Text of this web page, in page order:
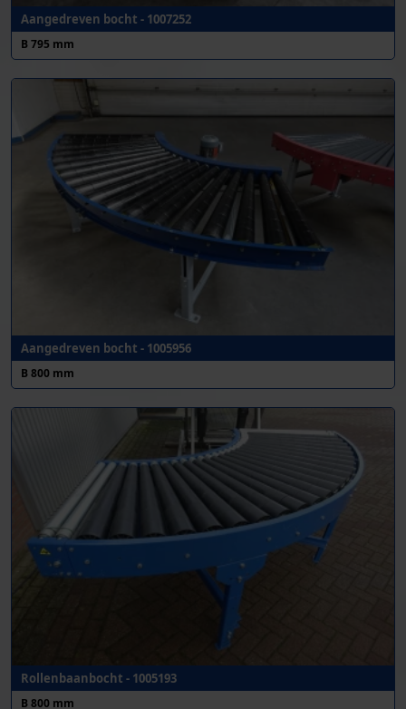
Aangedreven bocht - 1007252
B 795 mm
Aangedreven bocht - 1005956
B 800 mm
Rollenbaanbocht - 1005193
B 800 mm